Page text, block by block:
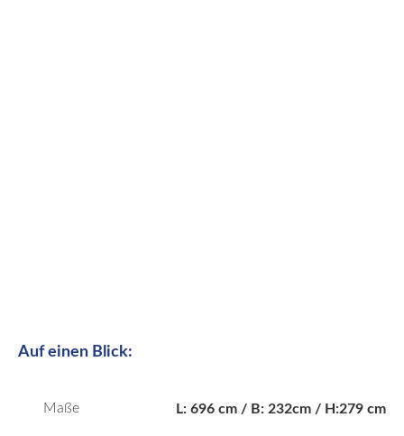
Auf einen Blick:
Maße L: 696 cm / B: 232cm / H:279 cm